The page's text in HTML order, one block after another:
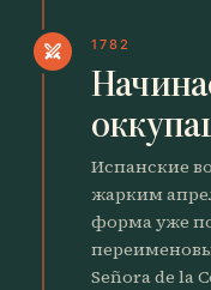
swords 1782
Испанские
жарким
форма уже
Señora de la